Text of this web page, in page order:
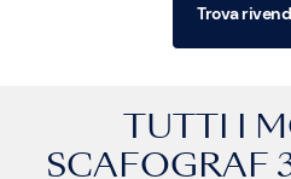
Trova
TUTTI I
SCAFOGRAF